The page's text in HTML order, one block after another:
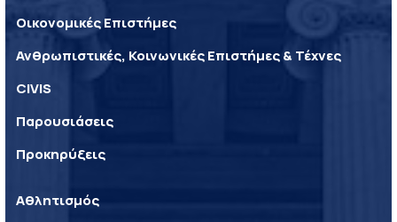
Οικονομικές Επιστήμες
Ανθρωπιστικές, Κοινωνικές Επιστήμες & Τέχνες
CIVIS
Παρουσιάσεις
Προκηρύξεις
Αθλητισμός